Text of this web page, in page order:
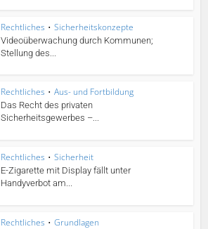
Rechtliches • Sicherheitskonzepte
Videoüberwachung durch Kommunen;
Stellung des...
Rechtliches • Aus- und Fortbildung
Das Recht des privaten
Sicherheitsgewerbes –...
Rechtliches • Sicherheit
E-Zigarette mit Display fällt unter
Handyverbot am...
Rechtliches • Grundlagen